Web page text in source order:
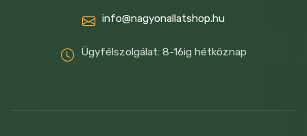
Fehérje: 30%, Zsírtartalom: 9%,
Nyershamu: 7%, Nyersrost: 4,5%
NE/kg: Vit A: 14500; Vit D3: 1200; Vit E:
info@nagyonallatshop.hu
Ügyfélszolgálat: 8-16ig hétköznap